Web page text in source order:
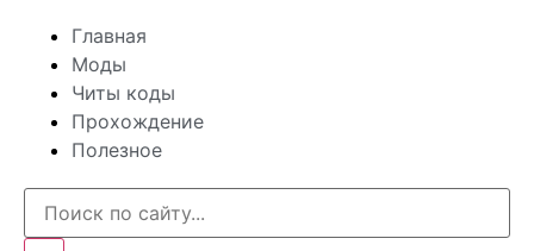
Главная
Моды
Читы коды
Прохождение
Полезное